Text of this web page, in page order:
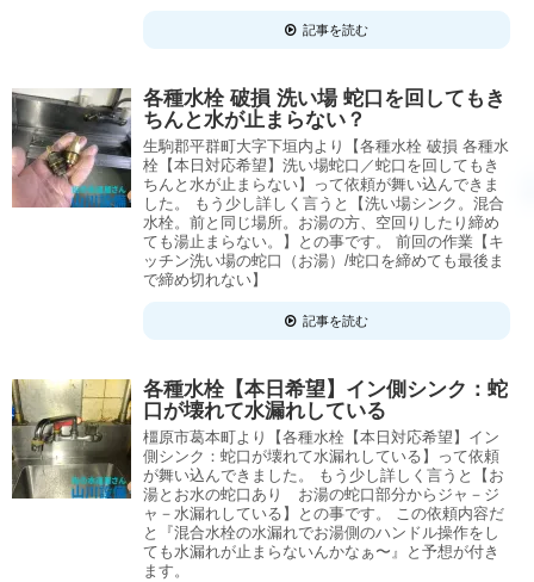
記事を読む
各種水栓 破損 洗い場 蛇口を回してもき
ちんと水が止まらない？
生駒郡平群町大字下垣内より【各種水栓 破損 各種水
栓【本日対応希望】洗い場蛇口／蛇口を回してもき
ちんと水が止まらない】って依頼が舞い込んできま
した。 もう少し詳しく言うと【洗い場シンク。混合
水栓。前と同じ場所。お湯の方、空回りしたり締め
ても湯止まらない。】との事です。 前回の作業【キ
ッチン洗い場の蛇口（お湯）/蛇口を締めても最後ま
で締め切れない】
記事を読む
各種水栓【本日希望】イン側シンク：蛇
口が壊れて水漏れしている
橿原市葛本町より【各種水栓【本日対応希望】イン
側シンク：蛇口が壊れて水漏れしている】って依頼
が舞い込んできました。 もう少し詳しく言うと【お
湯とお水の蛇口あり お湯の蛇口部分からジャ－ジ
ャ－水漏れしている】との事です。 この依頼内容だ
と『混合水栓の水漏れでお湯側のハンドル操作をし
ても水漏れが止まらないんかなぁ〜』と予想が付き
ます。